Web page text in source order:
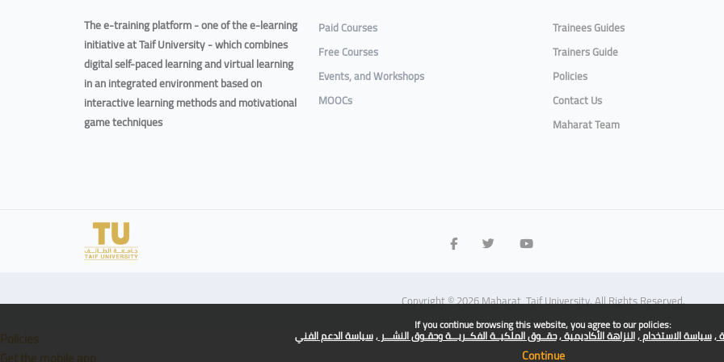
If you continue browsing this website, you agree to our policies:
سياسة الاستخدام النزاهة الأكاديمية حقــوق الملكيــة الفكــريـــة وحقـوق النشـــر سياسة الدعم الفني
Continue
The e-training platform - one of the e-learning
initiative at Taif University - which combines
digital self-paced learning and virtual learning
in an integrated environment based on
interactive learning methods and motivational
game techniques
Paid Courses
Free Courses
Events, and Workshops
MOOCs
Trainees Guides
Trainers Guide
Policies
Contact Us
Maharat Team
Copyright © 2026 Maharat, Taif University. All Rights Reserved.
Policies